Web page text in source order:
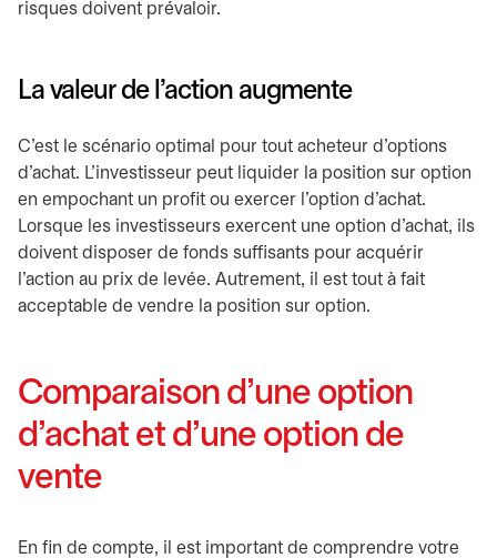
risques doivent prévaloir.
La valeur de l’action augmente
C’est le scénario optimal pour tout acheteur d’options
d’achat. L’investisseur peut liquider la position sur option
en empochant un profit ou exercer l’option d’achat.
Lorsque les investisseurs exercent une option d’achat, ils
doivent disposer de fonds suffisants pour acquérir
l’action au prix de levée. Autrement, il est tout à fait
acceptable de vendre la position sur option.
Comparaison d’une option
d’achat et d’une option de
vente
En fin de compte, il est important de comprendre votre